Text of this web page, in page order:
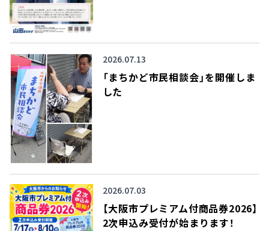
2026.07.13
「まちかど市民相談会」を開催しま
した
2026.07.03
【大阪市プレミアム付商品券2026】
2次申込み受付が始まります！